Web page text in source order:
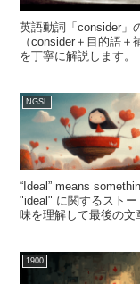
英語動詞「consider」
（consider＋目的語
を丁寧に解説します。
NGSL
“Ideal” means
"ideal" に関するスト
味を理解して最後の
1900